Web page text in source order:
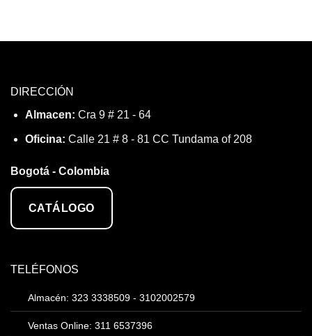
DIRECCIÓN
Almacen: Cra 9 # 21 - 64
Oficina: Calle 21 # 8 - 81 CC Tundama of 208
Bogotá - Colombia
CATÁLOGO
TELÉFONOS
Almacén: 323 3338509 - 3102002579
Ventas Online: 311 6537396